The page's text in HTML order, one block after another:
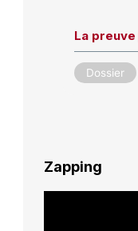
La
Dossier
Zapping